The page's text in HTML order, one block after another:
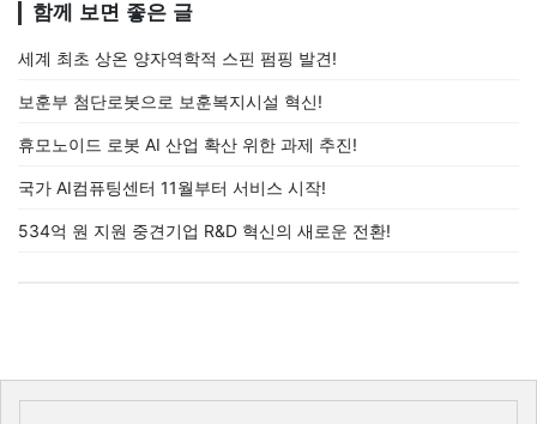
함께 보면 좋은 글
세계 최초 상온 양자역학적 스핀 펌핑 발견!
보훈부 첨단로봇으로 보훈복지시설 혁신!
휴모노이드 로봇 AI 산업 확산 위한 과제 추진!
국가 AI컴퓨팅센터 11월부터 서비스 시작!
534억 원 지원 중견기업 R&D 혁신의 새로운 전환!